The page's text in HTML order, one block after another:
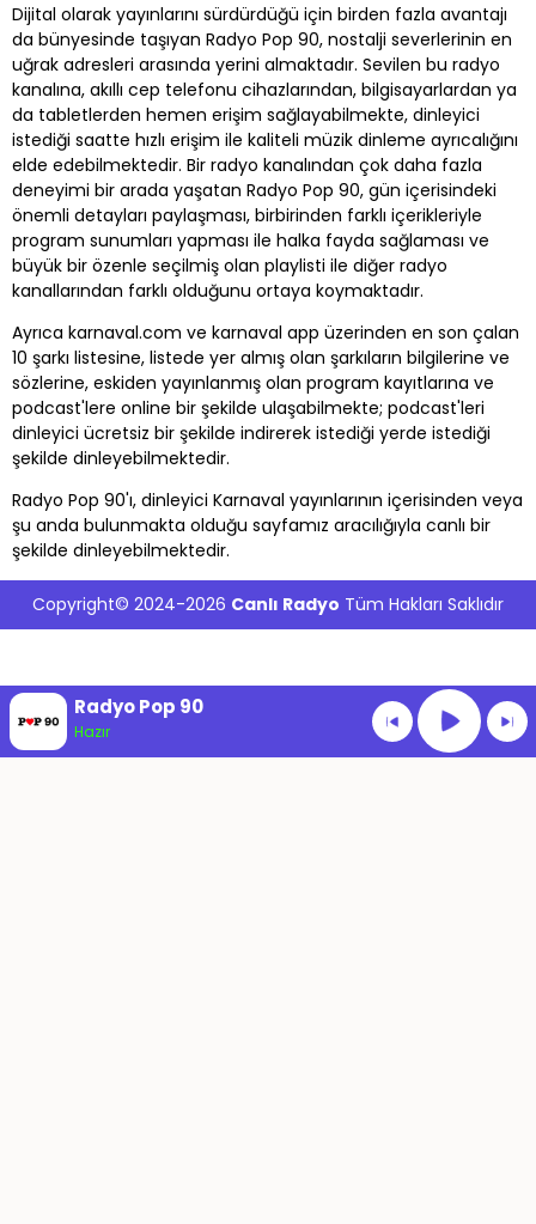
Dijital olarak yayınlarını sürdürdüğü için birden fazla avantajı
da bünyesinde taşıyan Radyo Pop 90, nostalji severlerinin en
uğrak adresleri arasında yerini almaktadır. Sevilen bu radyo
kanalına, akıllı cep telefonu cihazlarından, bilgisayarlardan ya
da tabletlerden hemen erişim sağlayabilmekte, dinleyici
istediği saatte hızlı erişim ile kaliteli müzik dinleme ayrıcalığını
elde edebilmektedir. Bir radyo kanalından çok daha fazla
deneyimi bir arada yaşatan Radyo Pop 90, gün içerisindeki
önemli detayları paylaşması, birbirinden farklı içerikleriyle
program sunumları yapması ile halka fayda sağlaması ve
büyük bir özenle seçilmiş olan playlisti ile diğer radyo
kanallarından farklı olduğunu ortaya koymaktadır.
Ayrıca karnaval.com ve karnaval app üzerinden en son çalan
10 şarkı listesine, listede yer almış olan şarkıların bilgilerine ve
sözlerine, eskiden yayınlanmış olan program kayıtlarına ve
podcast'lere online bir şekilde ulaşabilmekte; podcast'leri
dinleyici ücretsiz bir şekilde indirerek istediği yerde istediği
şekilde dinleyebilmektedir.
Radyo Pop 90'ı, dinleyici Karnaval yayınlarının içerisinden veya
şu anda bulunmakta olduğu sayfamız aracılığıyla canlı bir
şekilde dinleyebilmektedir.
Copyright© 2024-2026 Canlı Radyo Tüm Hakları Saklıdır